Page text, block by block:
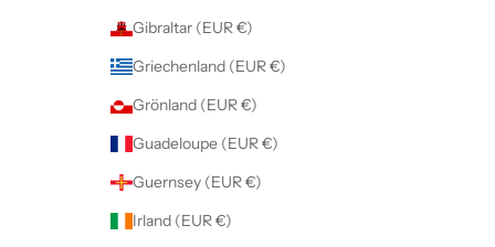
Gibraltar (EUR €)
Griechenland (EUR €)
Grönland (EUR €)
Guadeloupe (EUR €)
Guernsey (EUR €)
Irland (EUR €)